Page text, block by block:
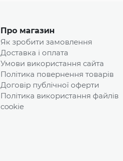
Про магазин
Як зробити замовлення
Доставка і оплата
Умови використання сайта
Політика повернення товарів
Договір публічної оферти
Політика використання файлів
cookie